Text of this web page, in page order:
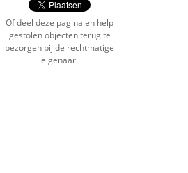
Of deel deze pagina en help
gestolen objecten terug te
bezorgen bij de rechtmatige
eigenaar.